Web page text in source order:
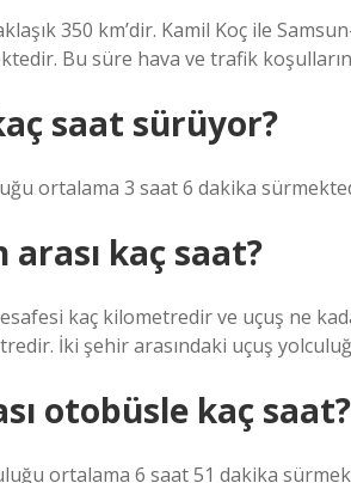
350 km’dir. Kamil Koç ile
Bu süre hava ve trafik
saat sürüyor?
ortalama 3 saat 6 dakika
kaç saat?
kaç kilometredir ve uçuş ne
İki şehir arasındaki uçuş
otobüsle kaç saat?
ortalama 6 saat 51 dakika